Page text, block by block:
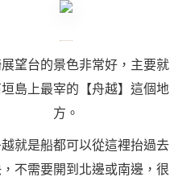
望台的景色非常好，主要就
島上最宰的【舟越】這個地
方。
就是船都可以從這裡抬過去
不需要開到北邊或南邊，很